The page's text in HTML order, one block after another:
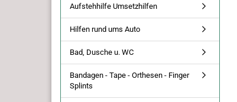
Aufstehhilfe Umsetzhilfen
Hilfen rund ums Auto
Bad, Dusche u. WC
Bandagen - Tape - Orthesen - Finger
Splints